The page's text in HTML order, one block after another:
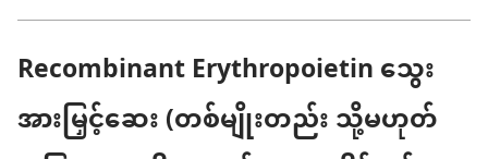
ပါ
Recombinant Erythropoietin သွေး
အားမြှင့်ဆေး (တစ်မျိုးတည်း သို့မဟုတ်